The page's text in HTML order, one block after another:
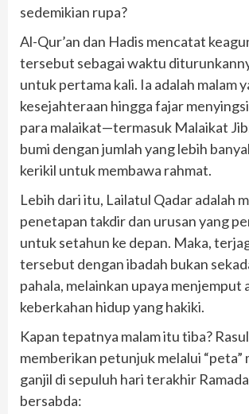
sedemikian rupa?
​Al-Qur’an dan Hadis mencatat
tersebut sebagai waktu
untuk pertama kali. Ia adalah malam
kesejahteraan hingga fajar
para malaikat—termasuk Malaikat
bumi dengan jumlah yang lebih
kerikil untuk membawa rahmat.
​Lebih dari itu, Lailatul Qadar adalah
penetapan takdir dan urusan yang
untuk setahun ke depan. Maka,
tersebut dengan ibadah bukan
pahala, melainkan upaya menjemput
keberkahan hidup yang hakiki.
​Kapan tepatnya malam itu tiba?
memberikan petunjuk melalui “peta”
ganjil di sepuluh hari terakhir
bersabda: